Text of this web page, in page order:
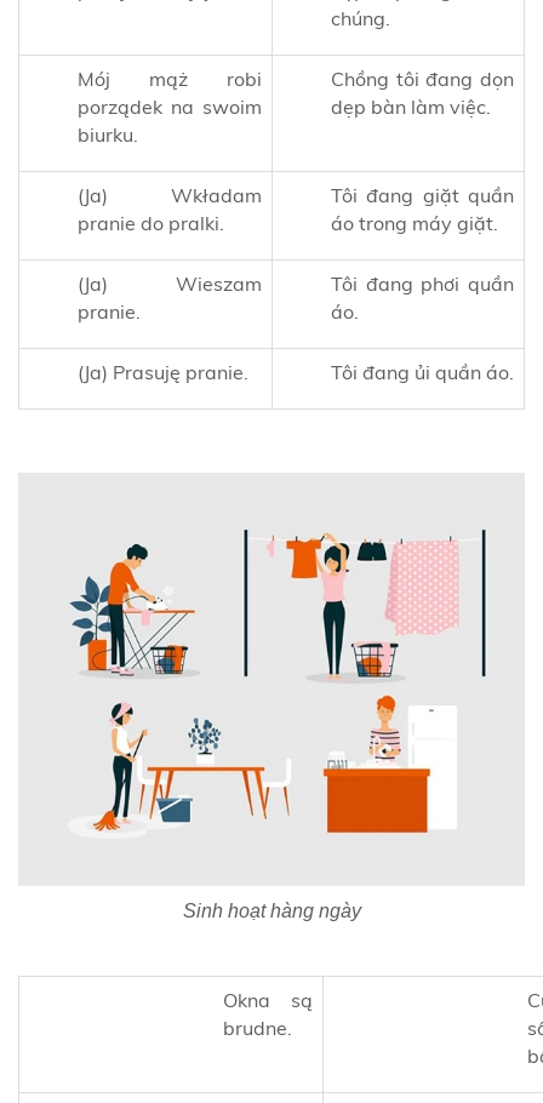
chúng.
Mój mąż robi
porządek na swoim
biurku.
Chồng tôi đang dọn
dẹp bàn làm việc.
(Ja) Wkładam
pranie do pralki.
Tôi đang giặt quần
áo trong máy giặt.
(Ja) Wieszam
pranie.
Tôi đang phơi quần
áo.
(Ja) Prasuję pranie. Tôi đang ủi quần áo.
Sinh hoạt hàng ngày
Okna są
brudne.